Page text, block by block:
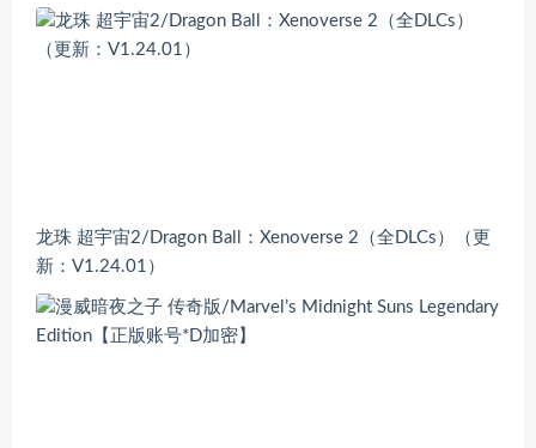
龙珠 超宇宙2/Dragon Ball：Xenoverse 2（全DLCs）（更
新：V1.24.01）